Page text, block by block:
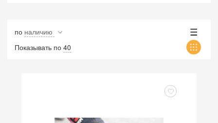
по наличию
Показывать по 40